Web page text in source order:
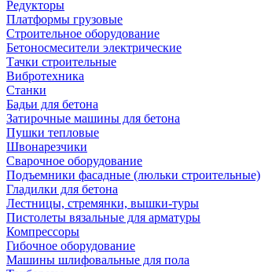
Редукторы
Платформы грузовые
Строительное оборудование
Бетоносмесители электрические
Тачки строительные
Вибротехника
Станки
Бадьи для бетона
Затирочные машины для бетона
Пушки тепловые
Швонарезчики
Сварочное оборудование
Подъемники фасадные (люльки строительные)
Гладилки для бетона
Лестницы, стремянки, вышки-туры
Пистолеты вязальные для арматуры
Компрессоры
Гибочное оборудование
Машины шлифовальные для пола